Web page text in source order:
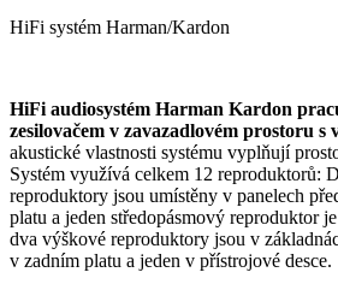
HiFi systém Harman/Kardon
HiFi audiosystém Harman Kardon
zesilovačem v zavazadlovém prostoru s
akustické vlastnosti systému vyplňují
Systém využívá celkem 12 reproduktorů:
reproduktory jsou umístěny v panelech
platu a jeden středopásmový reproduktor
dva výškové reproduktory jsou v
v zadním platu a jeden v přístrojové desce.